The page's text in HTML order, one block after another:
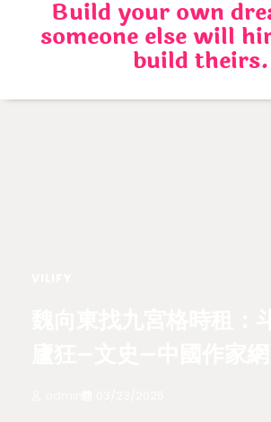
Build your own
someone else will
build theirs.